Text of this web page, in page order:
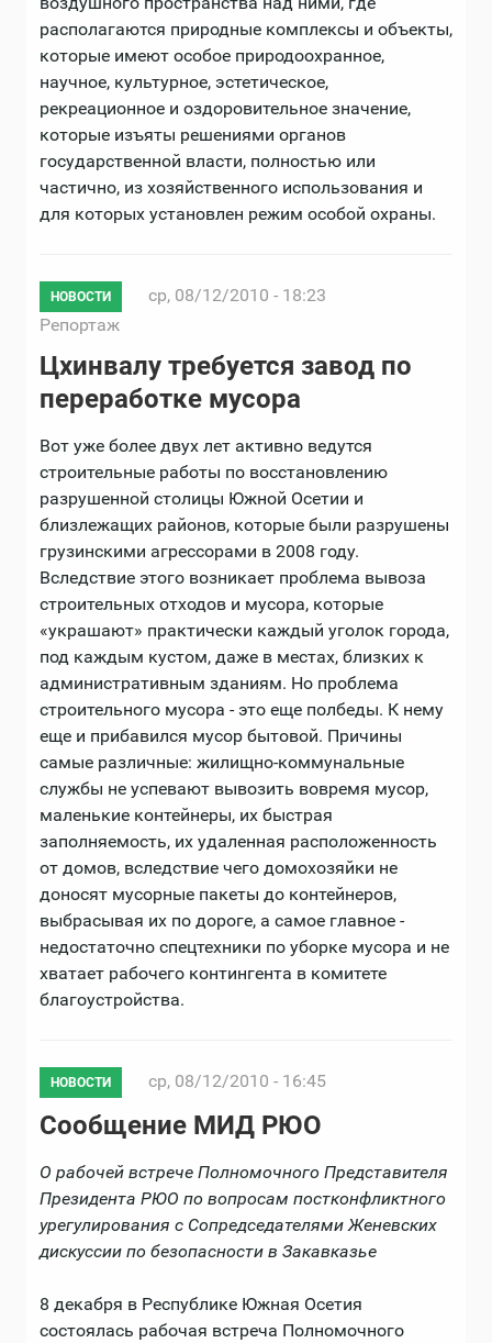
располагаются природные комплексы и объекты,
которые имеют особое природоохранное,
научное, культурное, эстетическое,
рекреационное и оздоровительное значение,
которые изъяты решениями органов
государственной власти, полностью или
частично, из хозяйственного использования и
для которых установлен режим особой охраны.
НОВОСТИ
ср, 08/12/2010 - 18:23
Репортаж
Цхинвалу требуется завод по
переработке мусора
Вот уже более двух лет активно ведутся
строительные работы по восстановлению
разрушенной столицы Южной Осетии и
близлежащих районов, которые были разрушены
грузинскими агрессорами в 2008 году.
Вследствие этого возникает проблема вывоза
строительных отходов и мусора, которые
«украшают» практически каждый уголок города,
под каждым кустом, даже в местах, близких к
административным зданиям. Но проблема
строительного мусора - это еще полбеды. К нему
еще и прибавился мусор бытовой. Причины
самые различные: жилищно-коммунальные
службы не успевают вывозить вовремя мусор,
маленькие контейнеры, их быстрая
заполняемость, их удаленная расположенность
от домов, вследствие чего домохозяйки не
доносят мусорные пакеты до контейнеров,
выбрасывая их по дороге, а самое главное -
недостаточно спецтехники по уборке мусора и не
хватает рабочего контингента в комитете
благоустройства.
НОВОСТИ ср, 08/12/2010 - 16:45
Сообщение МИД РЮО
О рабочей встрече Полномочного Представителя
Президента РЮО по вопросам постконфликтного
урегулирования с Сопредседателями Женевских
дискуссии по безопасности в Закавказье
8 декабря в Республике Южная Осетия
состоялась рабочая встреча Полномочного